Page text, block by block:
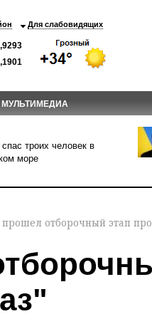
Для слабовидящих
МУЛЬТИМЕДИА
троих человек в
море
отборочный этап